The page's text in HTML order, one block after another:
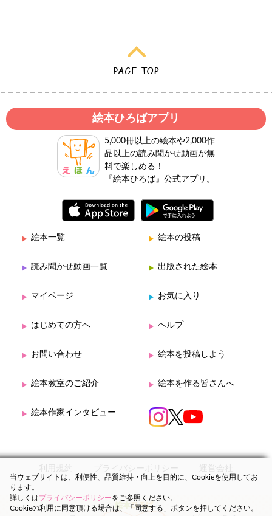
絵本ひろばアプリ
5,000冊以上の絵本や2,000作
品以上の読み聞かせ動画が無
料で楽しめる！
『絵本ひろば』公式アプリ。
絵本一覧 絵本の投稿
読み聞かせ動画一覧 出版された絵本
マイページ お気に入り
はじめての方へ ヘルプ
お問い合わせ 絵本を投稿しよう
絵本教室のご紹介 絵本を作る皆さんへ
絵本作家インタビュー
利用規約 プライバシーポリシー 運営会社
当ウェブサイトは、利便性、品質維持・向上を目的に、Cookieを使用してお
ります。
詳しくはプライバシーポリシーをご参照ください。
Cookieの利用に同意頂ける場合は、「同意する」ボタンを押してください。